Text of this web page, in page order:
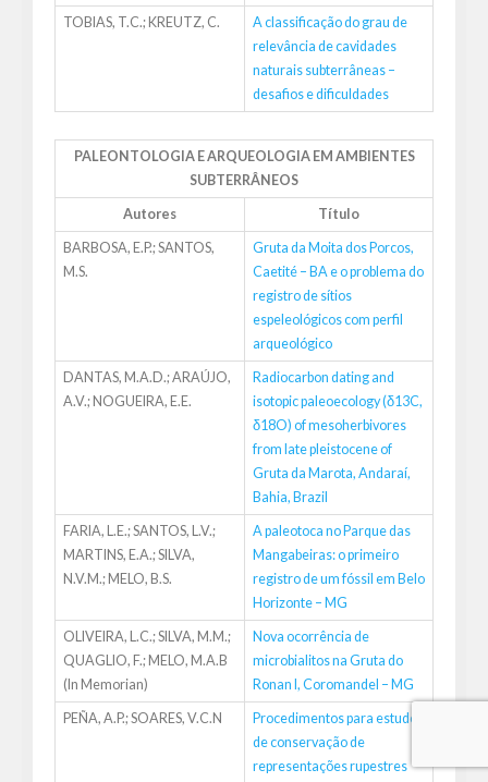
TOBIAS, T.C.; KREUTZ, C.
A classificação do grau de
relevância de cavidades
naturais subterrâneas –
desafios e dificuldades
PALEONTOLOGIA E ARQUEOLOGIA EM AMBIENTES
SUBTERRÂNEOS
Autores Título
BARBOSA, E.P.; SANTOS,
M.S.
Gruta da Moita dos Porcos,
Caetité – BA e o problema do
registro de sítios
espeleológicos com perfil
arqueológico
DANTAS, M.A.D.; ARAÚJO,
A.V.; NOGUEIRA, E.E.
Radiocarbon dating and
isotopic paleoecology (δ13C,
δ18O) of mesoherbivores
from late pleistocene of
Gruta da Marota, Andaraí,
Bahia, Brazil
FARIA, L.E.; SANTOS, L.V.;
MARTINS, E.A.; SILVA,
N.V.M.; MELO, B.S.
A paleotoca no Parque das
Mangabeiras: o primeiro
registro de um fóssil em Belo
Horizonte – MG
OLIVEIRA, L.C.; SILVA, M.M.;
QUAGLIO, F.; MELO, M.A.B
(In Memorian)
Nova ocorrência de
microbialitos na Gruta do
Ronan I, Coromandel – MG
PEÑA, A.P.; SOARES, V.C.N
Procedimentos para estudos
de conservação de
representações rupestres